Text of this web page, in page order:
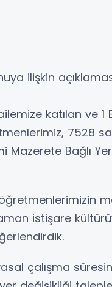
ilişkin
katılan ve
7528
Mazerete Bağlı
istişare
çalışma